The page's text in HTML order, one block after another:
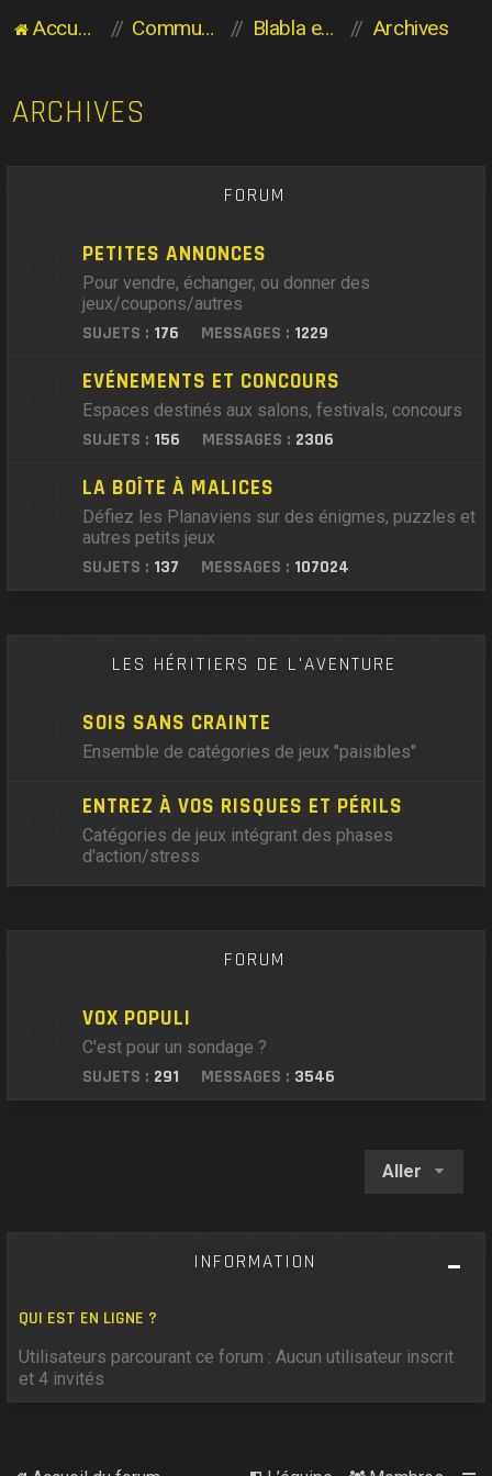
Accueil du forum Communauté des Planaviens Blabla entre Planaviens Archives
ARCHIVES
FORUM
PETITES ANNONCES
Pour vendre, échanger, ou donner des
jeux/coupons/autres
SUJETS : 176 MESSAGES : 1229
EVÉNEMENTS ET CONCOURS
Espaces destinés aux salons, festivals, concours
SUJETS : 156 MESSAGES : 2306
LA BOÎTE À MALICES
Défiez les Planaviens sur des énigmes, puzzles et
autres petits jeux
SUJETS : 137 MESSAGES : 107024
LES HÉRITIERS DE L'AVENTURE
SOIS SANS CRAINTE
Ensemble de catégories de jeux "paisibles"
ENTREZ À VOS RISQUES ET PÉRILS
Catégories de jeux intégrant des phases
d'action/stress
FORUM
VOX POPULI
C'est pour un sondage ?
SUJETS : 291 MESSAGES : 3546
Aller
INFORMATION
QUI EST EN LIGNE ?
Utilisateurs parcourant ce forum : Aucun utilisateur inscrit
et 4 invités